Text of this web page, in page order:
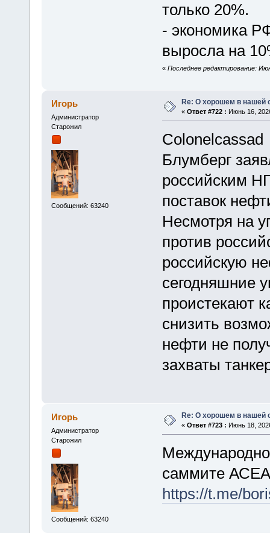
только 20%.
- экономика
выросла на
« Последнее редактирование:
Игорь
Администратор
Старожил
Сообщений: 63240
Re: О хорошем в нашей
« Ответ #722 : Июнь 16,
Colonelcassad
Блумберг
российским
поставок
Несмотря на
против
российскую
сегодняшние
проистекают
снизить
нефти не
захваты
Игорь
Администратор
Старожил
Сообщений: 63240
Re: О хорошем в нашей
« Ответ #723 : Июнь 18,
саммите
https://t.me/